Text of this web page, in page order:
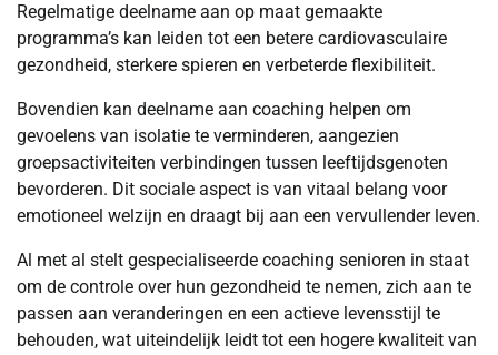
Regelmatige deelname aan op maat gemaakte
programma’s kan leiden tot een betere cardiovasculaire
gezondheid, sterkere spieren en verbeterde flexibiliteit.
Bovendien kan deelname aan coaching helpen om
gevoelens van isolatie te verminderen, aangezien
groepsactiviteiten verbindingen tussen leeftijdsgenoten
bevorderen. Dit sociale aspect is van vitaal belang voor
emotioneel welzijn en draagt bij aan een vervullender leven.
Al met al stelt gespecialiseerde coaching senioren in staat
om de controle over hun gezondheid te nemen, zich aan te
passen aan veranderingen en een actieve levensstijl te
behouden, wat uiteindelijk leidt tot een hogere kwaliteit van